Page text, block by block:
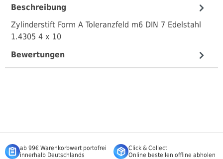
Beschreibung
Zylinderstift Form A Toleranzfeld m6 DIN 7 Edelstahl
1.4305 4 x 10
Bewertungen
ab 99€ Warenkorbwert portofrei
innerhalb Deutschlands
Click & Collect
Online bestellen offline abholen